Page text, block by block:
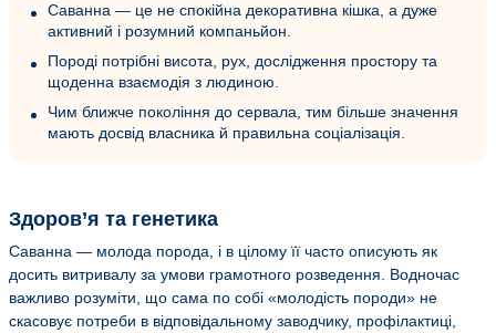
Саванна — це не спокійна декоративна кішка, а дуже
активний і розумний компаньйон.
Породі потрібні висота, рух, дослідження простору та
щоденна взаємодія з людиною.
Чим ближче покоління до сервала, тим більше значення
мають досвід власника й правильна соціалізація.
Здоров’я та генетика
Саванна — молода порода, і в цілому її часто описують як
досить витривалу за умови грамотного розведення. Водночас
важливо розуміти, що сама по собі «молодість породи» не
скасовує потреби в відповідальному заводчику, профілактиці,